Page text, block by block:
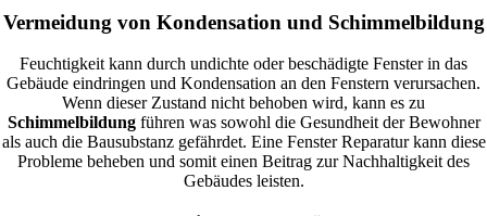
Vermeidung von Kondensation und Schimmelbildung
Feuchtigkeit kann durch undichte oder beschädigte Fenster in das
Gebäude eindringen und Kondensation an den Fenstern verursachen.
Wenn dieser Zustand nicht behoben wird, kann es zu
Schimmelbildungführen was sowohl die Gesundheit der Bewohner
als auch die Bausubstanz gefährdet. Eine Fenster Reparatur kann diese
Probleme beheben und somit einen Beitrag zur Nachhaltigkeit des
Gebäudes leisten.